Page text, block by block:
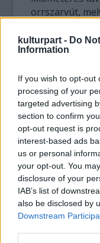
kulturpart - Do
Information
If you wish to opt-out
processing of your
targeted advertising
section to confirm
opt-out request is
interest-based ads
us or personal
your opt-out. You
disclosure of your
IAB’s list of
also be disclosed by
Downstream
orrszarvút,
A módszer
orvosai szerint
Közleményük
teherautón,
szállították az
megkíméli az
rázkódástól
fellépő légzési
egyszerűsége
altatószert kell
Az
egyetértett